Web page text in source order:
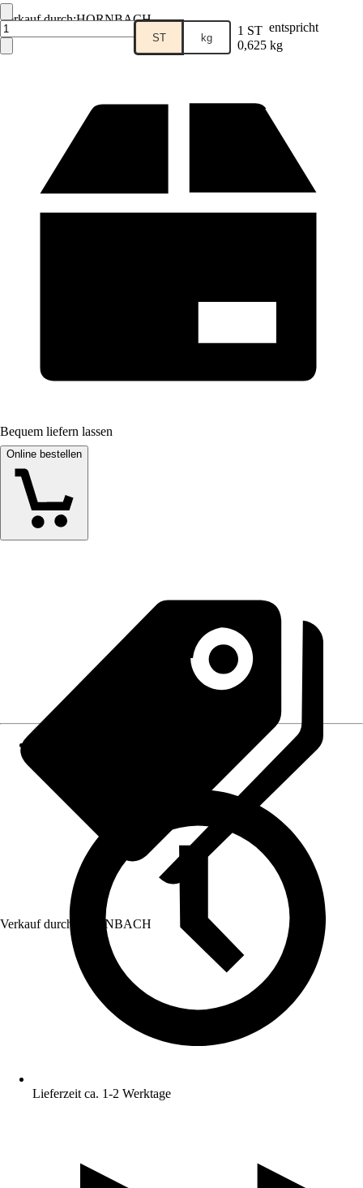
Verkauf durch:HORNBACH
ST kg 1 ST entspricht
0,625 kg
Bequem liefern lassen
Online bestellen
Verkauf durch: HORNBACH
Lieferzeit ca. 1-2 Werktage